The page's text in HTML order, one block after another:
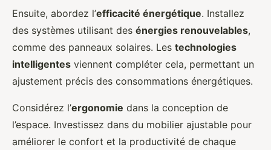
Ensuite, abordez l’efficacité énergétique. Installez
des systèmes utilisant des énergies renouvelables,
comme des panneaux solaires. Les technologies
intelligentes viennent compléter cela, permettant un
ajustement précis des consommations énergétiques.
Considérez l’ergonomie dans la conception de
l’espace. Investissez dans du mobilier ajustable pour
améliorer le confort et la productivité de chaque